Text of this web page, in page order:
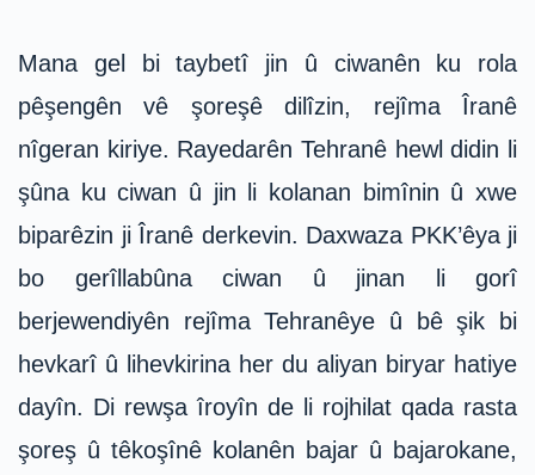
Mana gel bi taybetî jin û ciwanên ku rola
pêşengên vê şoreşê dilîzin, rejîma Îranê
nîgeran kiriye. Rayedarên Tehranê hewl didin li
şûna ku ciwan û jin li kolanan bimînin û xwe
biparêzin ji Îranê derkevin. Daxwaza PKK’êya ji
bo gerîllabûna ciwan û jinan li gorî
berjewendiyên rejîma Tehranêye û bê şik bi
hevkarî û lihevkirina her du aliyan biryar hatiye
dayîn. Di rewşa îroyîn de li rojhilat qada rasta
şoreş û têkoşînê kolanên bajar û bajarokane,